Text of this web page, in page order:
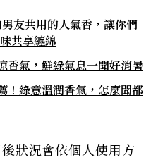
友共用的人氣香，讓你們
共享纏綿
香氣，鮮綠氣息一聞好消暑
！綠意溫潤香氣，怎麼聞都
狀況會依個人使用方